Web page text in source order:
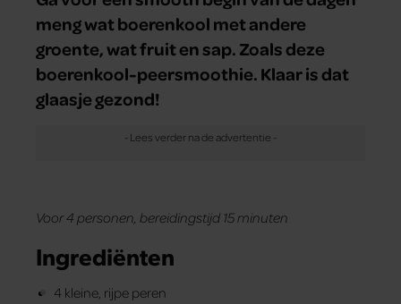
meng wat boerenkool met andere
groente, wat fruit en sap. Zoals deze
boerenkool-peersmoothie. Klaar is dat
glaasje gezond!
Voor 4 personen, bereidingstijd 15 minuten
Ingrediënten
4 kleine, rijpe peren